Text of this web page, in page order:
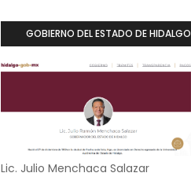
GOBIERNO DEL ESTADO DE HIDALGO
Lic. Julio Menchaca Salazar